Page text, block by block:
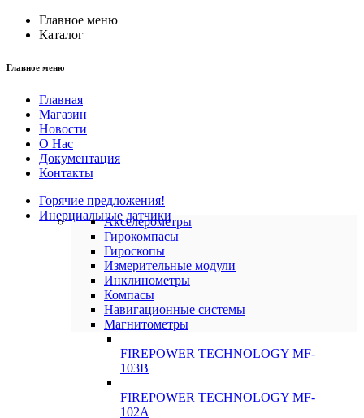
Главное меню
Каталог
Главное меню
Главная
Магазин
Новости
О Нас
Документация
Контакты
Горячие предложения!
Инерциальные датчики
Акселерометры
Гирокомпасы
Гироскопы
Измерительные модули
Инклинометры
Компасы
Навигационные системы
Магнитометры
FIREPOWER TECHNOLOGY MF-
103B
FIREPOWER TECHNOLOGY MF-
102A